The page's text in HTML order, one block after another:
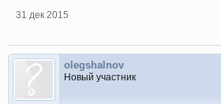
31 дек 2015
olegshalnov
Новый участник